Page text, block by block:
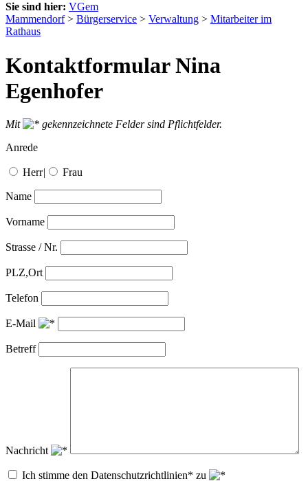
Sie sind hier: VGem
Mammendorf> Bürgerservice > Verwaltung > Mitarbeiter im
Rathaus
Kontaktformular Nina
Egenhofer
Mit
gekennzeichnete Felder sind Pflichtfelder.
Anrede
Herr| Frau
Name
Vorname
Strasse / Nr.
PLZ,Ort
Telefon
E-Mail
Betreff
Nachricht
Ich stimme den Datenschutzrichtlinien* zu